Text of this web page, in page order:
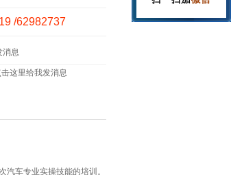
/62982737
车专业实操技能的培训。